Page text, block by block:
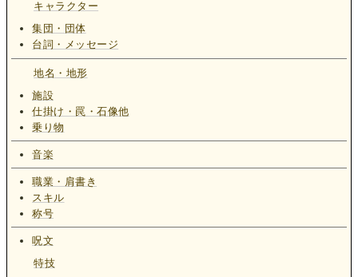
キャラクター
集団・団体
台詞・メッセージ
地名・地形
施設
仕掛け・罠・石像他
乗り物
音楽
職業・肩書き
スキル
称号
呪文
特技